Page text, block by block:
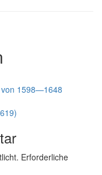
von 1598—1648
Erforderliche